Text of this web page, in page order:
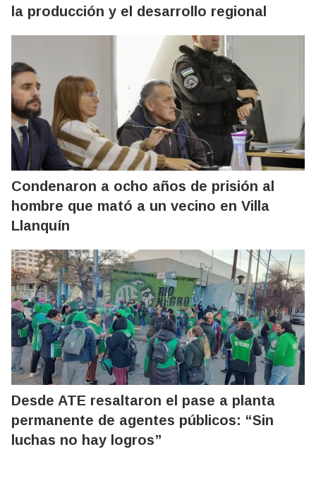
la producción y el desarrollo regional
Condenaron a ocho años de prisión al
hombre que mató a un vecino en Villa
Llanquín
Desde ATE resaltaron el pase a planta
permanente de agentes públicos: “Sin
luchas no hay logros”